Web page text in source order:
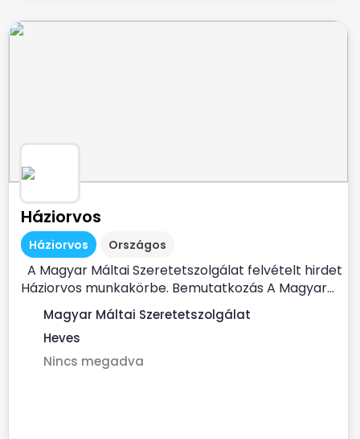
Háziorvos
Háziorvos Országos
A Magyar Máltai Szeretetszolgálat felvételt hirdet
Háziorvos munkakörbe. Bemutatkozás A Magyar...
Magyar Máltai Szeretetszolgálat
Heves
Nincs megadva